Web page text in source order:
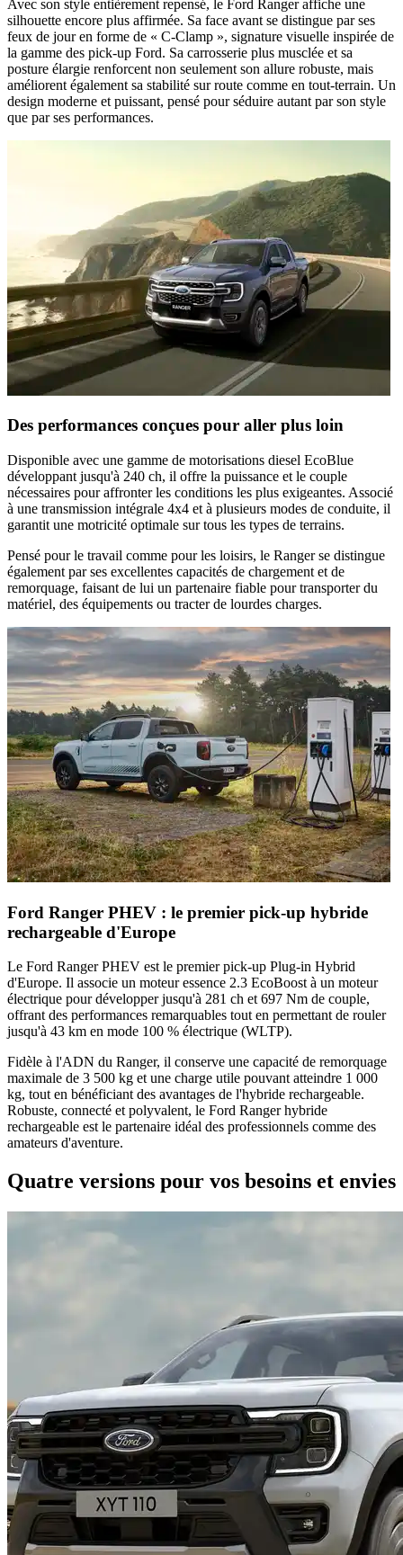
Avec son style entièrement repensé, le Ford Rangeraffiche une
silhouette encore plus affirmée. Sa face avant se distingue par ses
feux de jour en forme de « C-Clamp », signature visuelle inspirée de
la gamme des pick-up Ford. Sa carrosserie plus musclée et sa
posture élargie renforcent non seulement son allure robuste, mais
améliorent également sa stabilité sur route comme en tout-terrain. Un
design moderne et puissant, pensé pour séduire autant par son style
que par ses performances.
Des performances conçues pour aller plus loin
Disponible avec une gamme de motorisations diesel EcoBlue
développant jusqu'à 240 ch, il offre la puissance et le couple
nécessaires pour affronter les conditions les plus exigeantes. Associé
à une transmission intégrale 4x4 et à plusieurs modes de conduite, il
garantit une motricité optimale sur tous les types de terrains.
Pensé pour le travail comme pour les loisirs, le Ranger se distingue
également par ses excellentes capacités de chargement et de
remorquage, faisant de lui un partenaire fiable pour transporter du
matériel, des équipements ou tracter de lourdes charges.
Ford Ranger PHEV : le premier pick-up hybride
rechargeable d'Europe
Le Ford Ranger PHEV est le premier pick-up Plug-in Hybrid
d'Europe. Il associe un moteuressence 2.3 EcoBoostà un moteur
électrique pour développer jusqu'à 281 ch et697 Nm de couple,
offrant des performances remarquables tout en permettant de rouler
jusqu'à 43 km en mode 100 % électrique (WLTP).
Fidèle à l'ADN du Ranger, il conserve une capacité de remorquage
maximale de 3 500 kg et une charge utile pouvant atteindre 1 000
kg, tout en bénéficiant des avantages de l'hybride rechargeable.
Robuste, connecté et polyvalent, le Ford Ranger hybride
rechargeable est le partenaire idéal des professionnels comme des
amateurs d'aventure.
Quatre versions pour vos besoins et envies